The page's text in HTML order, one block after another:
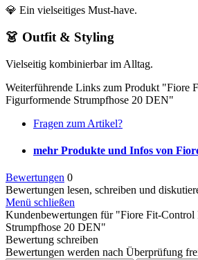
💎 Ein vielseitiges Must-have.
👗 Outfit & Styling
Vielseitig kombinierbar im Alltag.
Weiterführende Links zum Produkt "Fiore
Figurformende Strumpfhose 20 DEN"
Fragen zum Artikel?
mehr Produkte und Infos von
Bewertungen 0
Bewertungen lesen, schreiben und
Menü schließen
Kundenbewertungen für "Fiore Fit-Control
Strumpfhose 20 DEN"
Bewertung schreiben
Bewertungen werden nach Überprüfung